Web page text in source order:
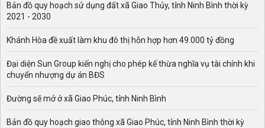
Bản đồ quy hoạch sử dụng đất xã Giao Thủy, tỉnh Ninh Bình thời kỳ
2021 - 2030
Khánh Hòa đề xuất làm khu đô thị hỗn hợp hơn 49.000 tỷ đồng
Đại diện Sun Group kiến nghị cho phép kế thừa nghĩa vụ tài chính khi
chuyển nhượng dự án BĐS
Đường sẽ mở ở xã Giao Phúc, tỉnh Ninh Bình
Bản đồ quy hoạch giao thông xã Giao Phúc, tỉnh Ninh Bình thời kỳ